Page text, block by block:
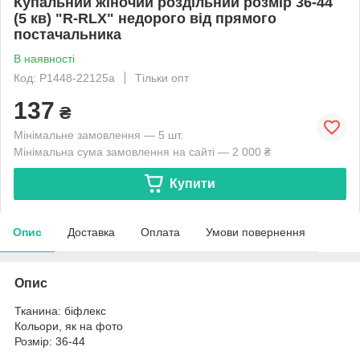
(5 кв) "R-RLX" недорого від прямого
постачальника
В наявності
Код: P1448-22125a
Тільки опт
137 ₴
Мінімальне замовлення — 5 шт.
Мінімальна сума замовлення на сайті — 2 000 ₴
Купити
Опис Доставка Оплата Умови повернення
Опис
Тканина: біфлекс
Кольори, як на фото
Розмір: 36-44